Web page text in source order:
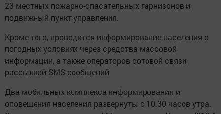
23 местных пожарно-спасательных гарнизонов и
подвижный пункт управления.
Кроме того, проводится информирование населения о
погодных условиях через средства массовой
информации, а также операторов сотовой связи
рассылкой SMS-сообщений.
Два мобильных комплекса информирования и
оповещения населения развернуты с 10.30 часов утра.